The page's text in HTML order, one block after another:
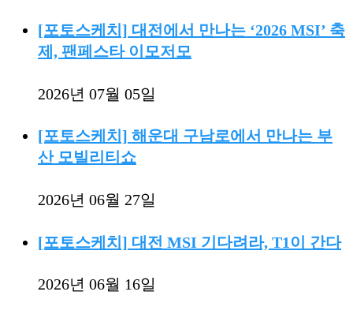
[포토스케치] 대전에서 만나는 ‘2026 MSI’ 축
제, 팬페스타 이모저모
2026년 07월 05일
[포토스케치] 해운대 구남로에서 만나는 부
산 모빌리티쇼
2026년 06월 27일
[포토스케치] 대전 MSI 기다려라, T1이 간다
2026년 06월 16일